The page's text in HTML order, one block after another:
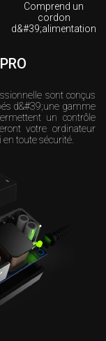
Comprend un
cordon
d&#39;alimentation
sont conçus
d&#39;une gamme
un contrôle
votre ordinateur
toute sécurité.